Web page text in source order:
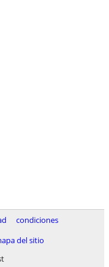
condiciones
del sitio